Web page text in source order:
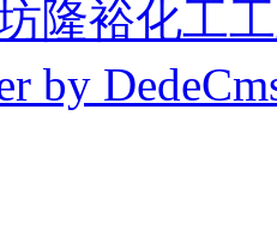
隆裕化工
by